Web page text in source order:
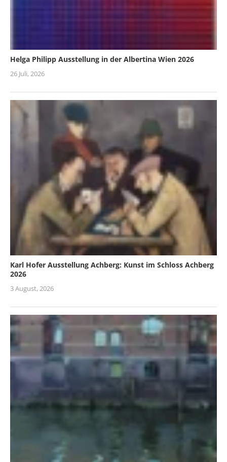
Helga Philipp Ausstellung in der Albertina Wien 2026
26 Juli, 2026
Karl Hofer Ausstellung Achberg: Kunst im Schloss Achberg
2026
3 August, 2026